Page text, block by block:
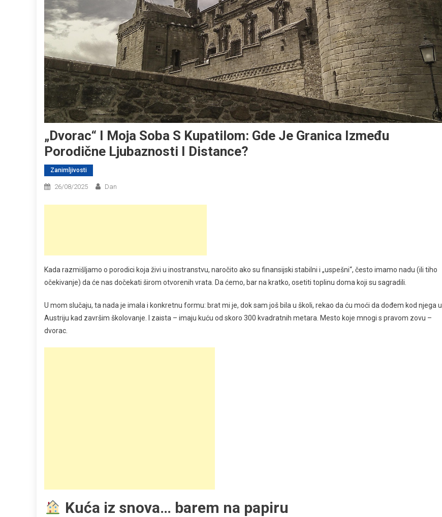
„Dvorac“ I Moja Soba S Kupatilom: Gde Je Granica Između
Porodične Ljubaznosti I Distance?
Zanimljivosti
26/08/2025 Dan
Kada razmišljamo o porodici koja živi u inostranstvu, naročito ako su finansijski stabilni i „uspešni“, često imamo nadu (ili tiho
očekivanje) da će nas dočekati širom otvorenih vrata. Da ćemo, bar na kratko, osetiti toplinu doma koji su sagradili.
U mom slučaju, ta nada je imala i konkretnu formu: brat mi je, dok sam još bila u školi, rekao da ću moći da dođem kod njega u
Austriju kad završim školovanje. I zaista – imaju kuću od skoro 300 kvadratnih metara. Mesto koje mnogi s pravom zovu –
dvorac.
Kuća iz snova… barem na papiru